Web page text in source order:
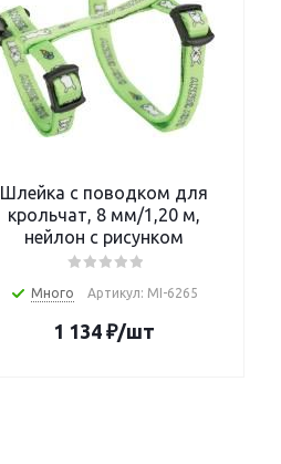
Шлейка с поводком для
крольчат, 8 мм/1,20 м,
нейлон с рисунком
Много Артикул: MI-6265
1 134₽/шт